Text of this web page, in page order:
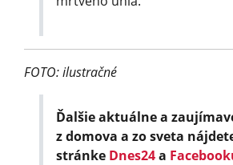
FOTO: ilustračné
Ďalšie aktuálne a
z domova a zo sveta
stránke Dnes24a